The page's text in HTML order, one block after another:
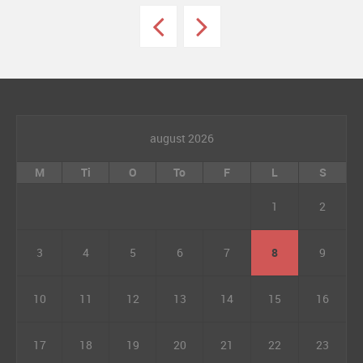
august 2026
M Ti O To F L S
1 2
3 4 5 6 7 8 9
10 11 12 13 14 15 16
17 18 19 20 21 22 23